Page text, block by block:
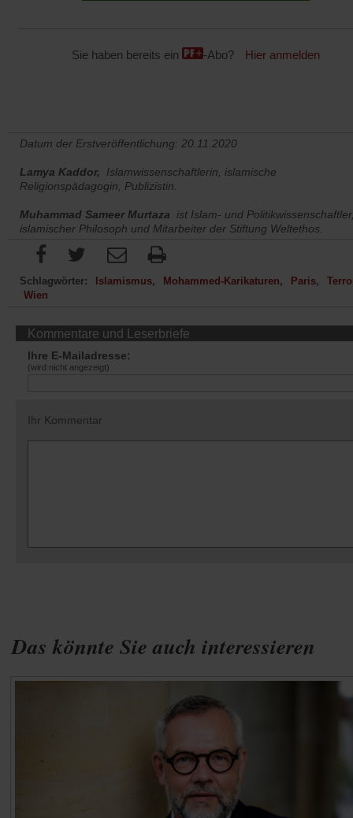
Das könnte Sie auch interessieren
Sie haben bereits ein -Abo? Hier anmelden
Datum der Erstveröffentlichung: 20.11.2020
Lamya Kaddor,
Islamwissenschaftlerin, islamische
Religionspädagogin, Publizistin.
Muhammad Sameer Murtaza
ist Islam- und
islamischer Philosoph und Mitarbeiter der Stiftung Weltethos.
Schlagwörter: Islamismus Mohammed-Karikaturen Paris
Wien
Kommentare und Leserbriefe
Ihre E-Mailadresse:
(wird nicht angezeigt)
Ihr Kommentar